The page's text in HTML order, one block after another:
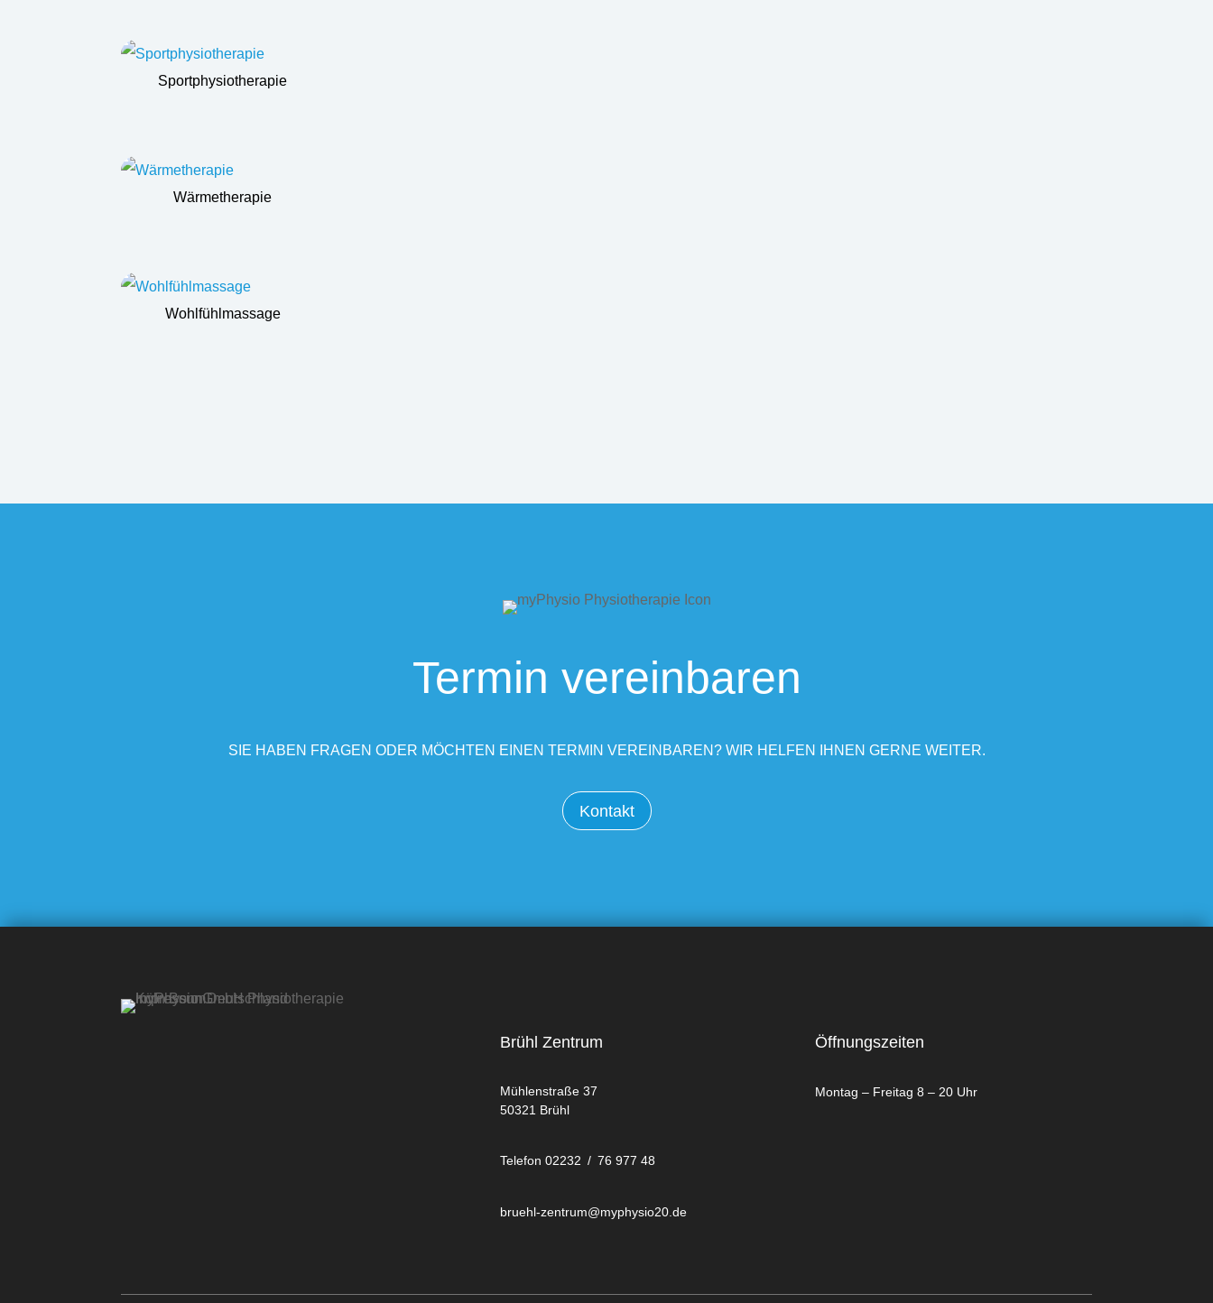
Sportphysiotherapie
Wärmetherapie
Wohlfühlmassage
Termin vereinbaren
SIE HABEN FRAGEN ODER MÖCHTEN EINEN TERMIN VEREINBAREN? WIR HELFEN IHNEN GERNE WEITER.
Kontakt
Brühl Zentrum
Mühlenstraße 37
50321 Brühl
Telefon 02232 / 76 977 48
bruehl-zentrum@myphysio20.de
Öffnungszeiten
Montag – Freitag 8 – 20 Uhr